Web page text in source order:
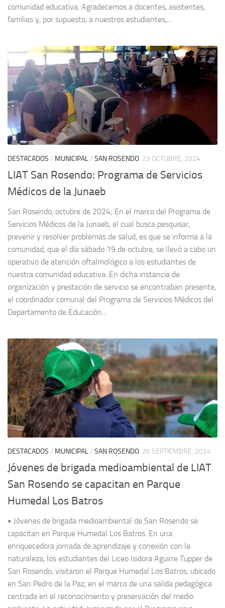
comunidad educativa. Agradecemos a docentes, asistentes,
familias y, por supuesto, a nuestros estudiantes,...
DESTACADOS / MUNICIPAL/ SAN ROSENDO 23 OCTUBRE, 2024
LIAT San Rosendo: Programa de Servicios
Médicos de la Junaeb
San Rosendo, octubre de 2024; En el marco del Programa de
Servicios Médicos de la Junaeb, el cual busca pesquisar,
prevenir y resolver problemas de salud, es que se informa a la
comunidad, que el día sábado 19 de octubre, se llevó a cabo un
operativo de atención oftalmológico a los estudiantes de
nuestra comunidad educativa. En dicha instancia de
organización y prestación de servicio se encontraban presente,
el coordinador comunal del Programa de Servicios Médicos del
Departamento de Educación...
DESTACADOS / MUNICIPAL/ SAN ROSENDO 26 SEPTIEMBRE, 2024
Jóvenes de brigada medioambiental de LIAT
San Rosendo se capacitan en Parque
Humedal Los Batros
• Jóvenes de brigada medioambiental de San Rosendo se
capacitan en Parque Humedal Los Batros. En una
enriquecedora jornada de aprendizaje y conexión con la
naturaleza, los estudiantes del Liceo Isidora Aguirre Tupper de
San Rosendo, visitaron el Parque Humedal Los Batros, ubicado
en San Pedro de la Paz, en el marco de una salida pedagógica
centrada en el reconocimiento y preservación del medio